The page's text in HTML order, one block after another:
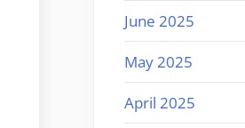
June 2025
May 2025
April 2025